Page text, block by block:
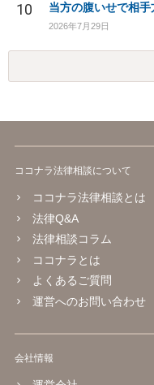
10
2026年7月29日
ココナラ法律相談について
ココナラ法律相談とは
法律Q&A
法律相談コラム
ココナラとは
よくあるご質問
運営へのお問い合わせ
会社情報